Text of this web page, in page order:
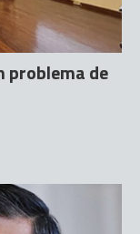
problema de